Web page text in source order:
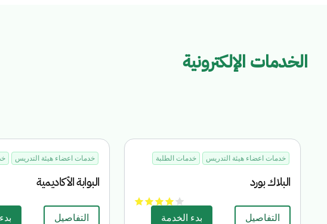
الخدمات الإلكترونية
خدمات اعضاء هيئة التدريس خدمات الطلبة
البلاك بورد
التفاصيل بدء الخدمة
خدمات اعضاء هيئة التدريس
البوابة الأكاديمية
التفاصيل